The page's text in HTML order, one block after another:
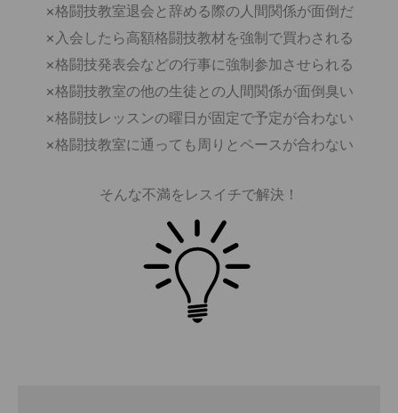
×格闘技教室退会と辞める際の人間関係が面倒だ
×入会したら高額格闘技教材を強制で買わされる
×格闘技発表会などの行事に強制参加させられる
×格闘技教室の他の生徒との人間関係が面倒臭い
×格闘技レッスンの曜日が固定で予定が合わない
×格闘技教室に通っても周りとペースが合わない
そんな不満をレスイチで解決！